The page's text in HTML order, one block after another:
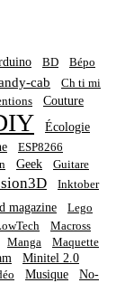
BD
Bépo
cab
Ch ti mi
Couture
Écologie
ESP8266
Geek
Guitare
Inktober
magazine Lego
Macross
Manga Maquette
Minitel 2.0
Musique
No-